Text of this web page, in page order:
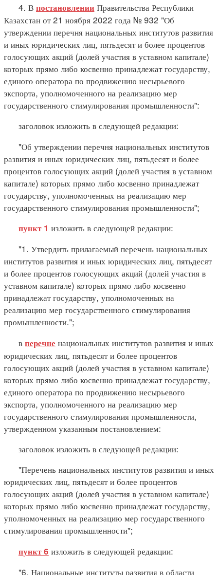
4. В постановлении Правительства Республики
Казахстан от 21 ноября 2022 года № 932 "Об
утверждении перечня национальных институтов развития
и иных юридических лиц, пятьдесят и более процентов
голосующих акций (долей участия в уставном капитале)
которых прямо либо косвенно принадлежат государству,
единого оператора по продвижению несырьевого
экспорта, уполномоченного на реализацию мер
государственного стимулирования промышленности":
заголовок изложить в следующей редакции:
"Об утверждении перечня национальных институтов
развития и иных юридических лиц, пятьдесят и более
процентов голосующих акций (долей участия в уставном
капитале) которых прямо либо косвенно принадлежат
государству, уполномоченных на реализацию мер
государственного стимулирования промышленности";
пункт 1 изложить в следующей редакции:
"1. Утвердить прилагаемый перечень национальных
институтов развития и иных юридических лиц, пятьдесят
и более процентов голосующих акций (долей участия в
уставном капитале) которых прямо либо косвенно
принадлежат государству, уполномоченных на
реализацию мер государственного стимулирования
промышленности.";
в перечне национальных институтов развития и иных
юридических лиц, пятьдесят и более процентов
голосующих акций (долей участия в уставном капитале)
которых прямо либо косвенно принадлежат государству,
единого оператора по продвижению несырьевого
экспорта, уполномоченного на реализацию мер
государственного стимулирования промышленности,
утвержденном указанным постановлением:
заголовок изложить в следующей редакции:
"Перечень национальных институтов развития и иных
юридических лиц, пятьдесят и более процентов
голосующих акций (долей участия в уставном капитале)
которых прямо либо косвенно принадлежат государству,
уполномоченных на реализацию мер государственного
стимулирования промышленности";
пункт 6 изложить в следующей редакции:
"6. Национальные институты развития в области